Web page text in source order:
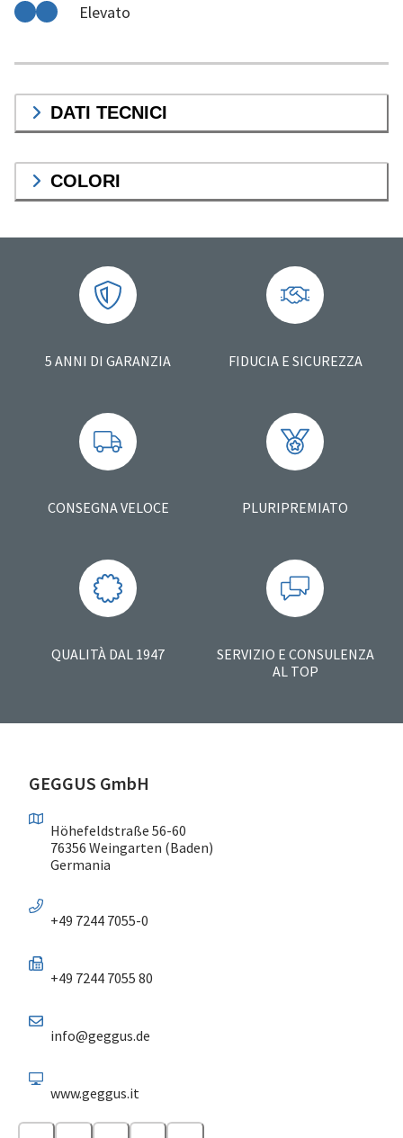
Elevato
DATI TECNICI
COLORI
5 ANNI DI GARANZIA FIDUCIA E SICUREZZA
CONSEGNA VELOCE PLURIPREMIATO
QUALITÀ DAL 1947
SERVIZIO E CONSULENZA
AL TOP
GEGGUS GmbH
Höhefeldstraße 56-60
76356 Weingarten (Baden)
Germania
+49 7244 7055-0
+49 7244 7055 80
info@geggus.de
www.geggus.it